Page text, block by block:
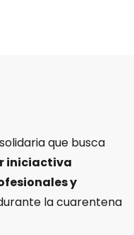
que busca
iniciactiva
y
la cuarentena